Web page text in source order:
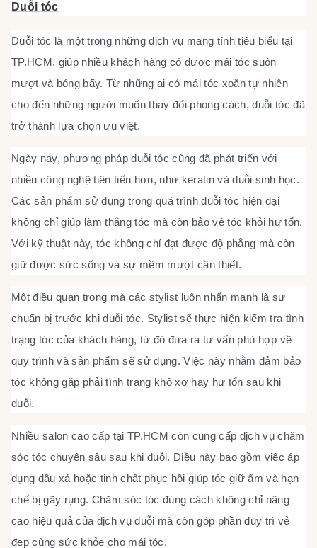
Duỗi tóc
Duỗi tóc là một trong những dịch vụ mang tính tiêu biểu tại
TP.HCM, giúp nhiều khách hàng có được mái tóc suôn
mượt và bóng bẩy. Từ những ai có mái tóc xoăn tự nhiên
cho đến những người muốn thay đổi phong cách, duỗi tóc đã
trở thành lựa chọn ưu việt.
Ngày nay, phương pháp duỗi tóc cũng đã phát triển với
nhiều công nghệ tiên tiến hơn, như keratin và duỗi sinh học.
Các sản phẩm sử dụng trong quá trình duỗi tóc hiện đại
không chỉ giúp làm thẳng tóc mà còn bảo vệ tóc khỏi hư tổn.
Với kỹ thuật này, tóc không chỉ đạt được độ phẳng mà còn
giữ được sức sống và sự mềm mượt cần thiết.
Một điều quan trọng mà các stylist luôn nhấn mạnh là sự
chuẩn bị trước khi duỗi tóc. Stylist sẽ thực hiện kiểm tra tình
trạng tóc của khách hàng, từ đó đưa ra tư vấn phù hợp về
quy trình và sản phẩm sẽ sử dụng. Việc này nhằm đảm bảo
tóc không gặp phải tình trạng khô xơ hay hư tổn sau khi
duỗi.
Nhiều salon cao cấp tại TP.HCM còn cung cấp dịch vụ chăm
sóc tóc chuyên sâu sau khi duỗi. Điều này bao gồm việc áp
dụng dầu xả hoặc tinh chất phục hồi giúp tóc giữ ẩm và hạn
chế bị gãy rụng. Chăm sóc tóc đúng cách không chỉ nâng
cao hiệu quả của dịch vụ duỗi mà còn góp phần duy trì vẻ
đẹp cùng sức khỏe cho mái tóc.